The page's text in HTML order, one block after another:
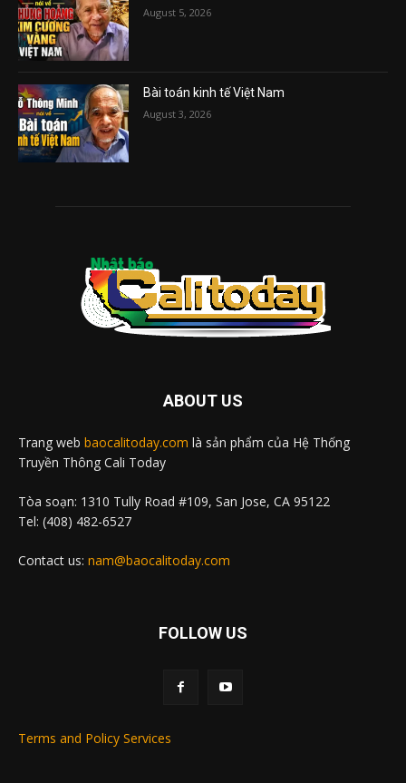
August 5, 2026
Bài toán kinh tế Việt Nam
August 3, 2026
ABOUT US
Trang web baocalitoday.com là sản phẩm của Hệ Thống
Truyền Thông Cali Today
Tòa soạn: 1310 Tully Road #109, San Jose, CA 95122
Tel: (408) 482-6527
Contact us: nam@baocalitoday.com
FOLLOW US
Terms and Policy Services